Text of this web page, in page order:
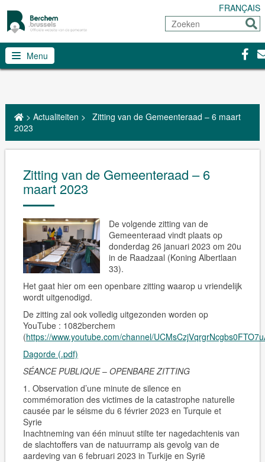
FRANÇAIS
Zoeken
Menu
> Actualiteiten > Zitting van de Gemeenteraad – 6 maart
2023
Zitting van de Gemeenteraad – 6
maart 2023
De volgende zitting van de
Gemeenteraad vindt plaats op
donderdag 26 januari 2023 om 20u
in de Raadzaal (Koning Albertlaan
33).
Het gaat hier om een openbare zitting waarop u vriendelijk
wordt uitgenodigd.
De zitting zal ook volledig uitgezonden worden op
YouTube : 1082berchem
(https://www.youtube.com/channel/
Dagorde (.pdf)
SÉANCE PUBLIQUE– OPENBARE ZITTING
1. Observation d’une minute de silence en
commémoration des victimes de la catastrophe naturelle
causée par le séisme du 6 février 2023 en Turquie et
Syrie
Inachtneming van één minuut stilte ter nagedachtenis van
de slachtoffers van de natuurramp ais gevolg van de
aardeving van 6 februari 2023 in Turkije en Syrië